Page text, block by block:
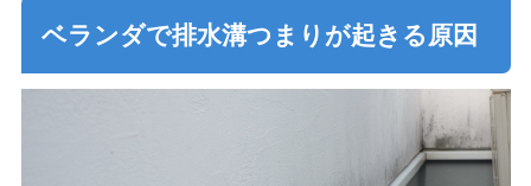
ベランダで排水溝つまりが起きる原因